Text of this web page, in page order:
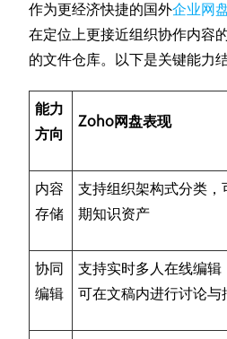
作为更经济快捷的国外企业网
在定位上更接近组织协作内容
的文件仓库。以下是关键能力
能力
方向
Zoho网盘表现
内容
存储
支持组织架构式分类
期知识资产
协同
编辑
支持实时多人在线编辑
可在文稿内进行讨论与